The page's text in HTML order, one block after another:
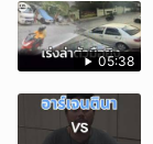
05:38